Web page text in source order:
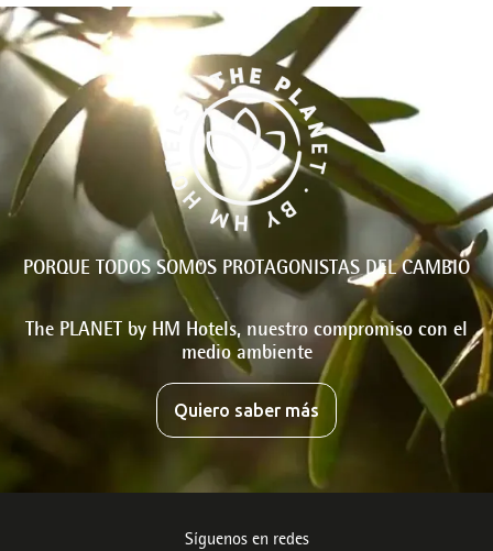
PORQUE TODOS SOMOS PROTAGONISTAS DEL CAMBIO
The PLANET by HM Hotels, nuestro compromiso con el
medio ambiente
Quiero saber más
Síguenos en redes